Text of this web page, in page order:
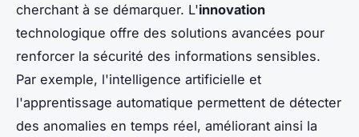
cherchant à se démarquer. L'innovation
technologique offre des solutions avancées pour
renforcer la sécurité des informations sensibles.
Par exemple, l'intelligence artificielle et
l'apprentissage automatique permettent de détecter
des anomalies en temps réel, améliorant ainsi la